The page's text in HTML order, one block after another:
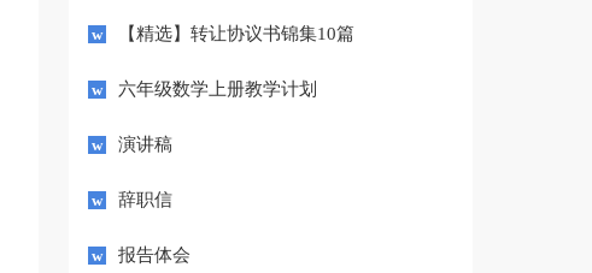
【精选】转让协议书锦集10篇
六年级数学上册教学计划
演讲稿
辞职信
报告体会